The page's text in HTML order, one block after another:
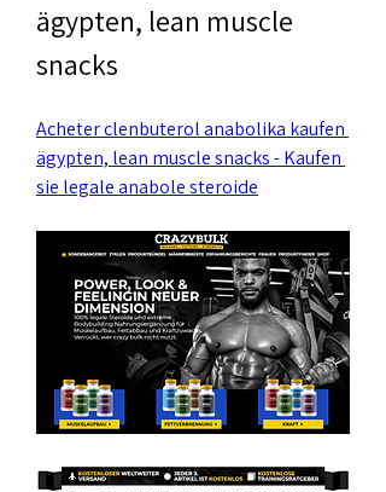
ägypten, lean muscle
snacks
Acheter clenbuterol anabolika kaufen
ägypten, lean muscle snacks - Kaufen
sie legale anabole steroide